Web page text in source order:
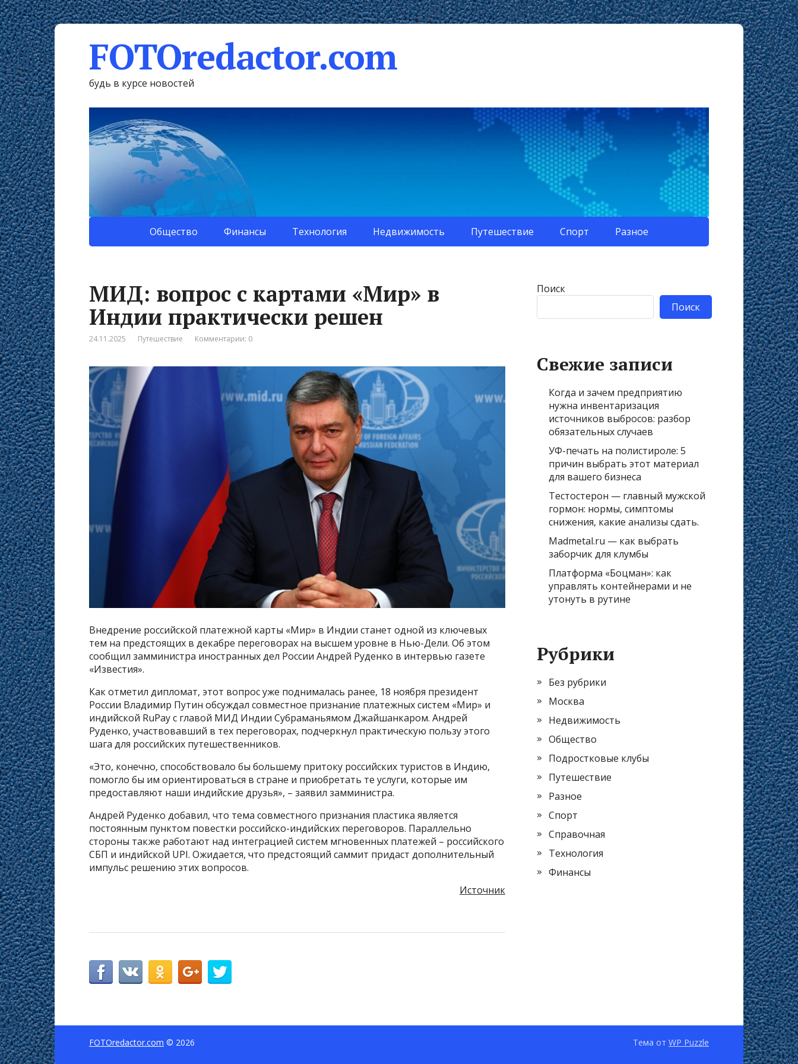
FOTOredactor.com
будь в курсе новостей
Общество Финансы Технология Недвижимость Путешествие Спорт Разное
МИД: вопрос с картами «Мир» в
Индии практически решен
24.11.2025 Путешествие Комментарии: 0
Внедрение российской платежной карты «Мир» в Индии станет одной из ключевых
тем на предстоящих в декабре переговорах на высшем уровне в Нью-Дели. Об этом
сообщил замминистра иностранных дел России Андрей Руденко в интервью газете
«Известия».
Как отметил дипломат, этот вопрос уже поднималась ранее, 18 ноября президент
России Владимир Путин обсуждал совместное признание платежных систем «Мир» и
индийской RuPay с главой МИД Индии Субраманьямом Джайшанкаром. Андрей
Руденко, участвовавший в тех переговорах, подчеркнул практическую пользу этого
шага для российских путешественников.
«Это, конечно, способствовало бы большему притоку российских туристов в Индию,
помогло бы им ориентироваться в стране и приобретать те услуги, которые им
предоставляют наши индийские друзья», – заявил замминистра.
Андрей Руденко добавил, что тема совместного признания пластика является
постоянным пунктом повестки российско-индийских переговоров. Параллельно
стороны также работают над интеграцией систем мгновенных платежей – российского
СБП и индийской UPI. Ожидается, что предстоящий саммит придаст дополнительный
импульс решению этих вопросов.
Источник
Поиск
Поиск
Свежие записи
Когда и зачем предприятию
нужна инвентаризация
источников выбросов: разбор
обязательных случаев
УФ-печать на полистироле: 5
причин выбрать этот материал
для вашего бизнеса
Тестостерон — главный мужской
гормон: нормы, симптомы
снижения, какие анализы сдать.
Madmetal.ru — как выбрать
заборчик для клумбы
Платформа «Боцман»: как
управлять контейнерами и не
утонуть в рутине
Рубрики
Без рубрики
Москва
Недвижимость
Общество
Подростковые клубы
Путешествие
Разное
Спорт
Справочная
Технология
Финансы
FOTOredactor.com © 2026 Тема от WP Puzzle